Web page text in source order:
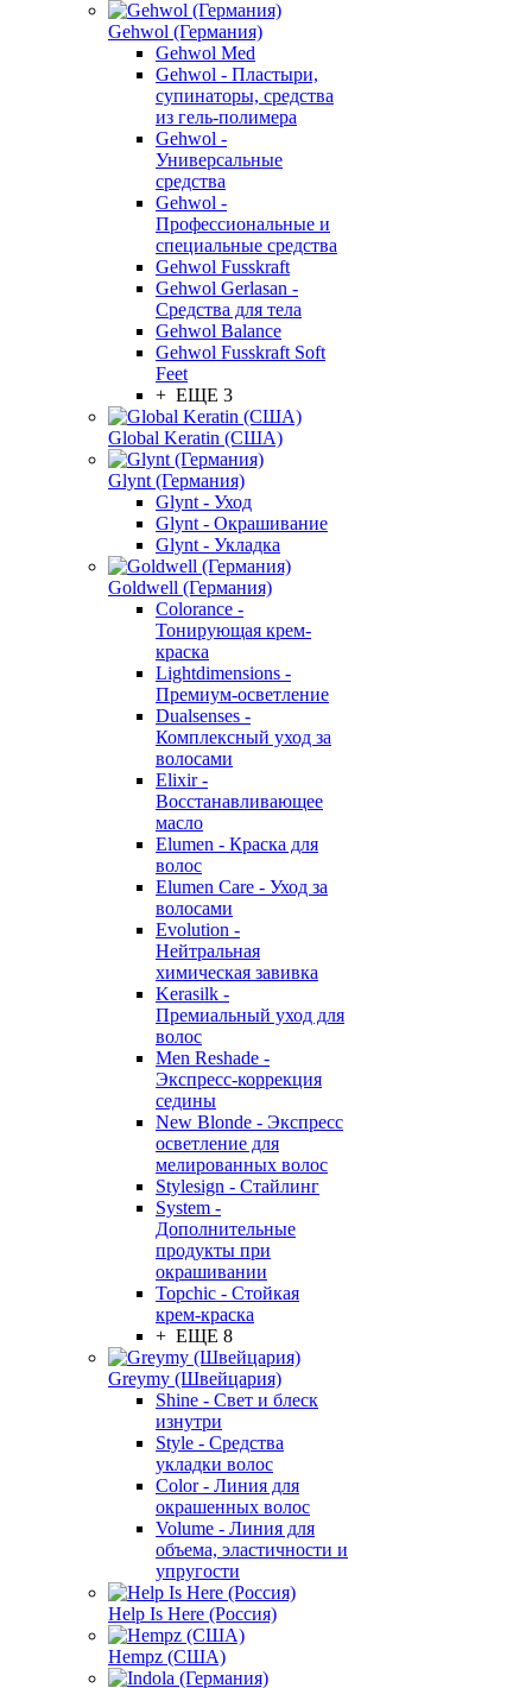
Gehwol (Германия)
Gehwol Med
Gehwol - Пластыри,
супинаторы, средства
из гель-полимера
Gehwol -
Универсальные
средства
Gehwol -
Профессиональные и
специальные средства
Gehwol Fusskraft
Gehwol Gerlasan -
Средства для тела
Gehwol Balance
Gehwol Fusskraft Soft
Feet
+ ЕЩЕ 3
Global Keratin (США)
Glynt (Германия)
Glynt - Уход
Glynt - Окрашивание
Glynt - Укладка
Goldwell (Германия)
Colorance -
Тонирующая крем-
краска
Lightdimensions -
Премиум-осветление
Dualsenses -
Комплексный уход за
волосами
Elixir -
Восстанавливающее
масло
Elumen - Краска для
волос
Elumen Care - Уход за
волосами
Evolution -
Нейтральная
химическая завивка
Kerasilk -
Премиальный уход для
волос
Men Reshade -
Экспресс-коррекция
седины
New Blonde - Экспресс
осветление для
мелированных волос
Stylesign - Стайлинг
System -
Дополнительные
продукты при
окрашивании
Topchic - Стойкая
крем-краска
+ ЕЩЕ 8
Greymy (Швейцария)
Shine - Свет и блеск
изнутри
Style - Средства
укладки волос
Color - Линия для
окрашенных волос
Volume - Линия для
объема, эластичности и
упругости
Help Is Here (Россия)
Hempz (США)